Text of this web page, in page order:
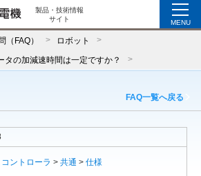
製品・技術情報
サイト
MENU
（FAQ） ロボット
タの加減速時間は一定ですか？
FAQ一覧へ戻る
コントローラ > 共通 > 仕様